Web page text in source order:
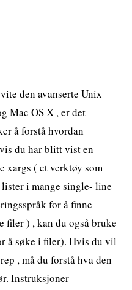
den avanserte Unix
Mac OS X , er det
å forstå hvordan
du har blitt vist en
xargs ( et verktøy som
i mange single- line
for å finne
) , kan du også bruke
å søke i filer). Hvis du vil
, må du forstå hva den
Instruksjoner